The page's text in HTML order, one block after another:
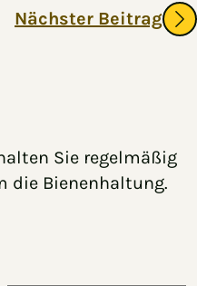
Nächster Beitrag
Sie regelmäßig
die Bienenhaltung.